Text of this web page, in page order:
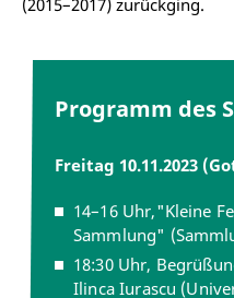
(2015–2017) zurückging.
Programm des
Freitag 10.11.2023
14–16 Uhr,"Kleine
Sammlung"
18:30 Uhr,
Ilinca Iurascu